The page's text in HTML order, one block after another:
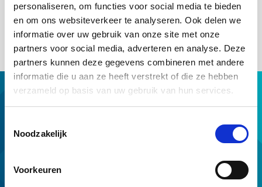
personaliseren, om functies voor social media te bieden
en om ons websiteverkeer te analyseren. Ook delen we
informatie over uw gebruik van onze site met onze
partners voor social media, adverteren en analyse. Deze
partners kunnen deze gegevens combineren met andere
informatie die u aan ze heeft verstrekt of die ze hebben
verzameld op basis van uw gebruik van hun services.
Noodzakelijk
Voorkeuren
Helaas, er zijn geen zoekresultaten gevonden.
Hypotheek met NHG
NHG op maat
Download & tools